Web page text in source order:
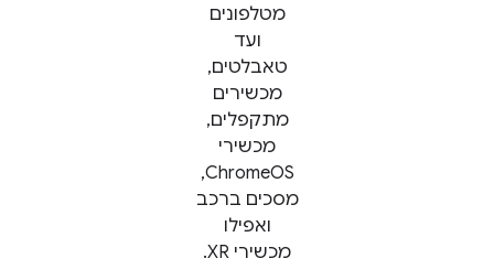
מטלפונים
ועד
טאבלטים,
מכשירים
מתקפלים,
מכשירי
ChromeOS,
מסכים ברכב
ואפילו
מכשירי XR.